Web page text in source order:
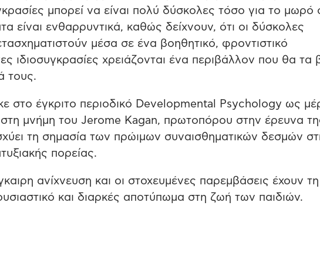
μπορεί να είναι πολύ δύσκολες τόσο για το μωρό
είναι ενθαρρυντικά, καθώς δείχνουν, ότι οι δύσκολες
μέσα σε ένα βοηθητικό, φροντιστικό
ιδιοσυγκρασίες χρειάζονται ένα περιβάλλον που θα τα
τους.
στο έγκριτο περιοδικό Developmental Psychology ως
στη μνήμη του Jerome Kagan, πρωτοπόρου στην έρευνα
τη σημασία των πρώιμων συναισθηματικών δεσμών
πορείας.
ανίχνευση και οι στοχευμένες παρεμβάσεις έχουν τη
και διαρκές αποτύπωμα στη ζωή των παιδιών.